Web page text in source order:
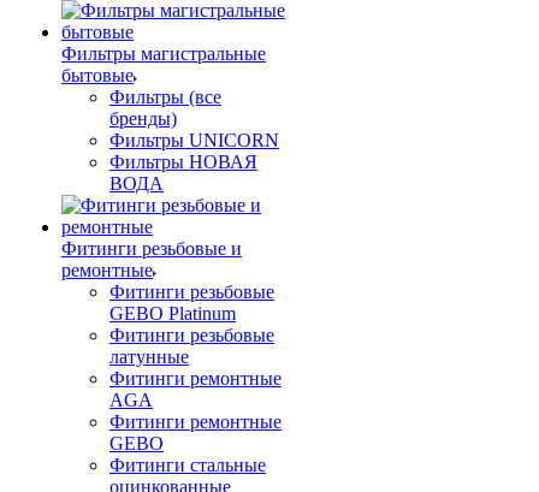
Фильтры магистральные
бытовые
Фильтры (все
бренды)
Фильтры UNICORN
Фильтры НОВАЯ
ВОДА
Фитинги резьбовые и
ремонтные
Фитинги резьбовые
GEBO Platinum
Фитинги резьбовые
латунные
Фитинги ремонтные
AGA
Фитинги ремонтные
GEBO
Фитинги стальные
оцинкованные